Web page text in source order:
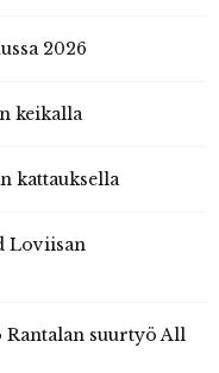
2026
keikalla
kattauksella
Loviisan
Rantalan suurtyö All